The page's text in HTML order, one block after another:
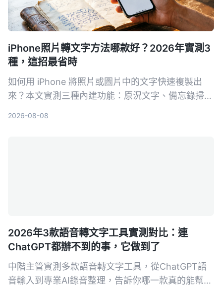
iPhone照片轉文字方法哪款好？2026年實測3
種，這招最省時
如何用 iPhone 將照片或圖片中的文字快速複製出
來？本文實測三種內建功能：原況文字、備忘錄掃描
2026-08-08
2026年3款語音轉文字工具實測對比：連
ChatGPT都辦不到的事，它做到了
中階主管實測多款語音轉文字工具，從ChatGPT語
音輸入到專業AI錄音整理，告訴你哪一款真的能幫你